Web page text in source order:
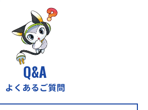
Q&A
よくあるご質問